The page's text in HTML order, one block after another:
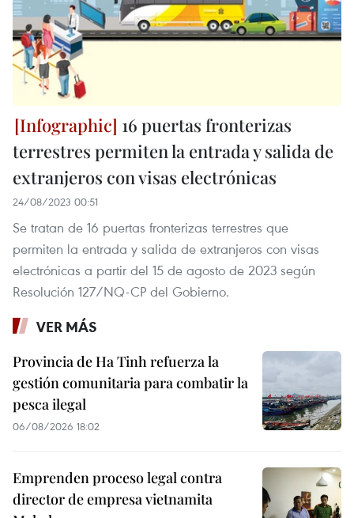
16 puertas fronterizas
terrestres permiten la entrada y salida de
extranjeros con visas electrónicas
24/08/2023 00:51
Se tratan de 16 puertas fronterizas terrestres que
permiten la entrada y salida de extranjeros con visas
electrónicas a partir del 15 de agosto de 2023 según
Resolución 127/NQ-CP del Gobierno.
VER MÁS
Provincia de Ha Tinh refuerza la
gestión comunitaria para combatir la
pesca ilegal
06/08/2026 18:02
Emprenden proceso legal contra
director de empresa vietnamita